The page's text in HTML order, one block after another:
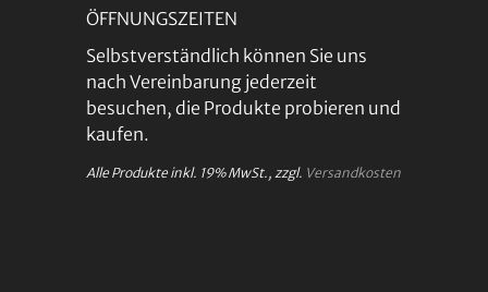
ÖFFNUNGSZEITEN
Selbstverständlich können Sie uns
nach Vereinbarung jederzeit
besuchen, die Produkte probieren und
kaufen.
Alle Produkte inkl. 19% MwSt., zzgl. Versandkosten